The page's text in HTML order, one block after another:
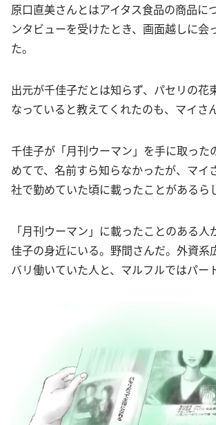
原口直美さんとはアイタス食品の商品に
ンタビューを受けたとき、画面越しに会
た。
出元が千佳子だとは知らず、パセリの花
なっていると教えてくれたのも、マイさ
千佳子が「月刊ウーマン」を手に取った
めてで、名前すら知らなかったが、マイ
社で勤めていた頃に載ったことがあるら
「月刊ウーマン」に載ったことのある
佳子の身近にいる。野間さんだ。外資系
バリ働いていた人と、マルフルではパー